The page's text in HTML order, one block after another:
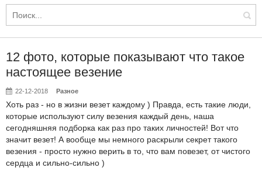
12 фото, которые показывают что такое
настоящее везение
22-12-2018 Разное
Хоть раз - но в жизни везет каждому ) Правда, есть такие люди,
которые используют силу везения каждый день, наша
сегодняшняя подборка как раз про таких личностей! Вот что
значит везет! А вообще мы немного раскрыли секрет такого
везения - просто нужно верить в то, что вам повезет, от чистого
сердца и сильно-сильно )